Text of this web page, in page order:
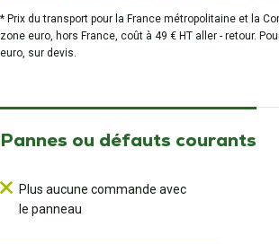
* Prix du transport pour la France métropolitaine et la
zone euro, hors France, coût à 49 € HT aller - retour.
euro, sur devis.
Pannes ou défauts courants
Plus aucune commande avec
le panneau